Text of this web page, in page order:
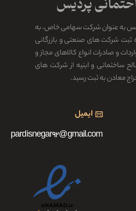
به عنوان شرکت سهامی خاص، به
۶۱۰۴ در اداره ثبت شرکت های صنعتی و بازرگانی
و صادرات انواع کالاهای مجاز و
ساختمانی و ابنیه از شرکت های
معادن به ثبت رسید.
ایمیل
pardisnegar92@gmail.com